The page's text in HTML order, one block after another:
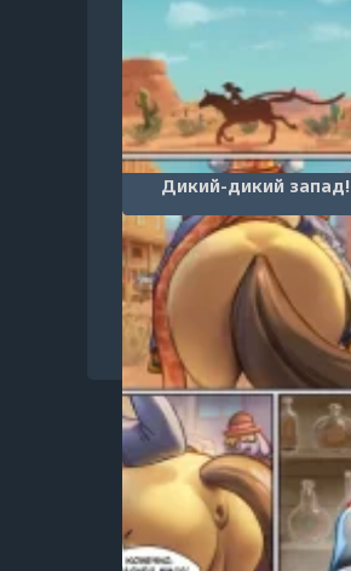
Дикий-дикий запад!